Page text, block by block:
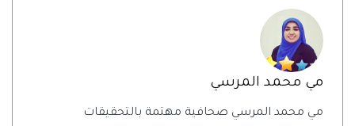
مي محمد المرسي
مي محمد المرسي صحافية مهتمة بالتحقيقات